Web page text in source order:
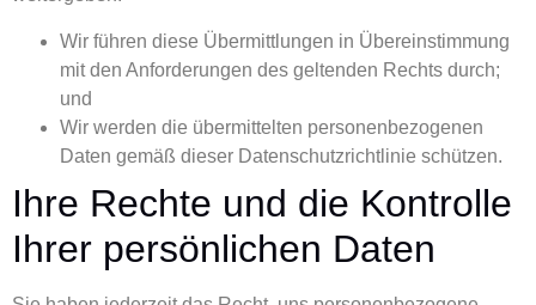
Wir führen diese Übermittlungen in Übereinstimmung
mit den Anforderungen des geltenden Rechts durch;
und
Wir werden die übermittelten personenbezogenen
Daten gemäß dieser Datenschutzrichtlinie schützen.
Ihre Rechte und die Kontrolle
Ihrer persönlichen Daten